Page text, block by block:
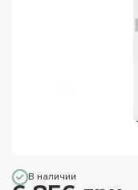
В наличии